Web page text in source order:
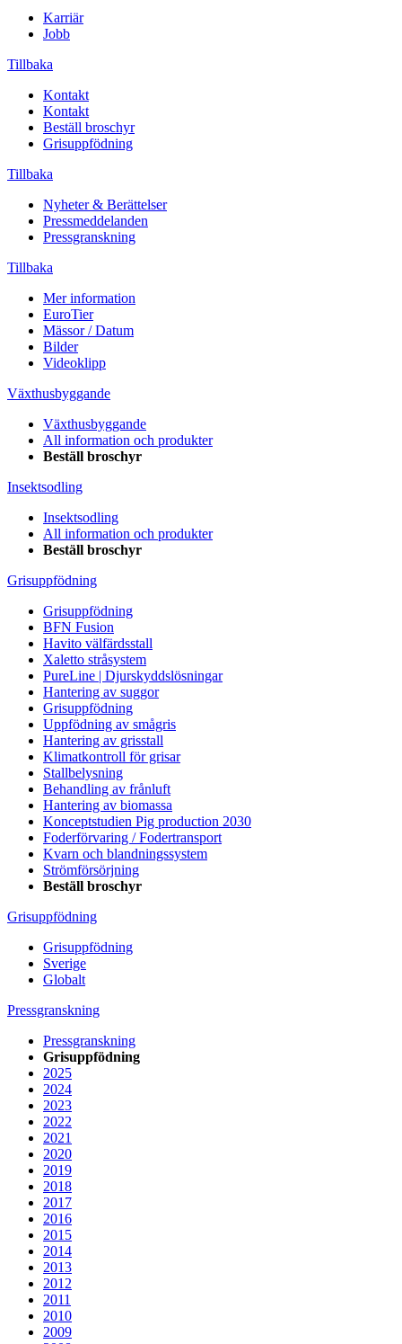
Karriär
Jobb
Tillbaka
Kontakt
Kontakt
Beställ broschyr
Grisuppfödning
Tillbaka
Nyheter & Berättelser
Pressmeddelanden
Pressgranskning
Tillbaka
Mer information
EuroTier
Mässor / Datum
Bilder
Videoklipp
Växthusbyggande
Växthusbyggande
All information och produkter
Beställ broschyr
Insektsodling
Insektsodling
All information och produkter
Beställ broschyr
Grisuppfödning
Grisuppfödning
BFN Fusion
Havito välfärdsstall
Xaletto stråsystem
PureLine | Djurskyddslösningar
Hantering av suggor
Grisuppfödning
Uppfödning av smågris
Hantering av grisstall
Klimatkontroll för grisar
Stallbelysning
Behandling av frånluft
Hantering av biomassa
Konceptstudien Pig production 2030
Foderförvaring / Fodertransport
Kvarn och blandningssystem
Strömförsörjning
Beställ broschyr
Grisuppfödning
Grisuppfödning
Sverige
Globalt
Pressgranskning
Pressgranskning
Grisuppfödning
2025
2024
2023
2022
2021
2020
2019
2018
2017
2016
2015
2014
2013
2012
2011
2010
2009